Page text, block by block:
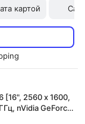
картой
[16", 2560 x 1600,
nVidia GeForce
Windows 11